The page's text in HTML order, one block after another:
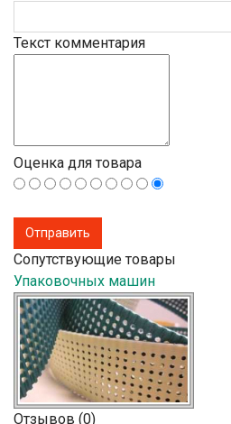
Текст комментария
Оценка для товара
Сопутствующие товары
Упаковочных машин
Отзывов (0)